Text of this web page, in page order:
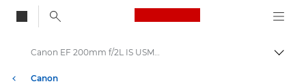
Canon Logo, back
Canon
Canon EF 200mm f/2L IS USM - Lenses - Camera & Photo lenses